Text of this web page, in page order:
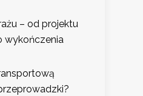
– od projektu
wykończenia